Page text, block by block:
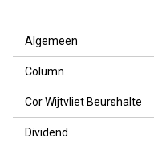
Algemeen
Column
Cor Wijtvliet Beurshalte
Dividend